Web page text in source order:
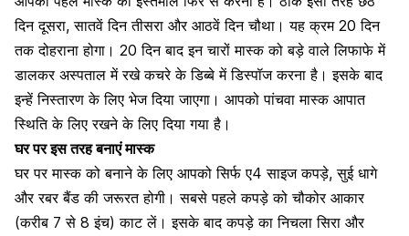
दिन दूसरा, सातवें दिन तीसरा और आठवें दिन चौथा। यह क्रम 20 दिन
तक दोहराना होगा। 20 दिन बाद इन चारों मास्क को बड़े वाले लिफाफे में
डालकर अस्पताल में रखे कचरे के डिब्बे में डिस्पॉज करना है। इसके बाद
इन्हें निस्तारण के लिए भेज दिया जाएगा। आपको पांचवा मास्क आपात
स्थिति के लिए रखने के लिए दिया गया है।
घर पर इस तरह बनाएं मास्क
घर पर मास्क को बनाने के लिए आपको सिर्फ ए4 साइज कपड़े, सुई धागे
और रबर बैंड की जरूरत होगी। सबसे पहले कपड़े को चौकोर आकार
(करीब 7 से 8 इंच) काट लें। इसके बाद कपड़े का निचला सिरा और